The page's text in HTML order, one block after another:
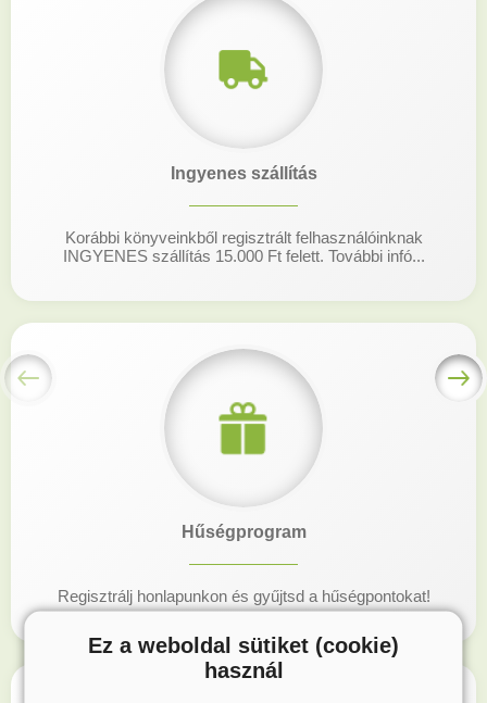
Ingyenes szállítás
Korábbi könyveinkből regisztrált felhasználóinknak
INGYENES szállítás 15.000 Ft felett. További infó...
Hűségprogram
Regisztrálj honlapunkon és gyűjtsd a hűségpontokat!
Ez a weboldal sütiket (cookie)
használ